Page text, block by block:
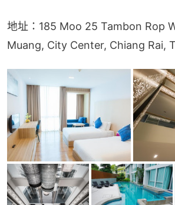
地址：185 Moo 25 Tambon Rop
Muang, City Center, Chiang Rai,